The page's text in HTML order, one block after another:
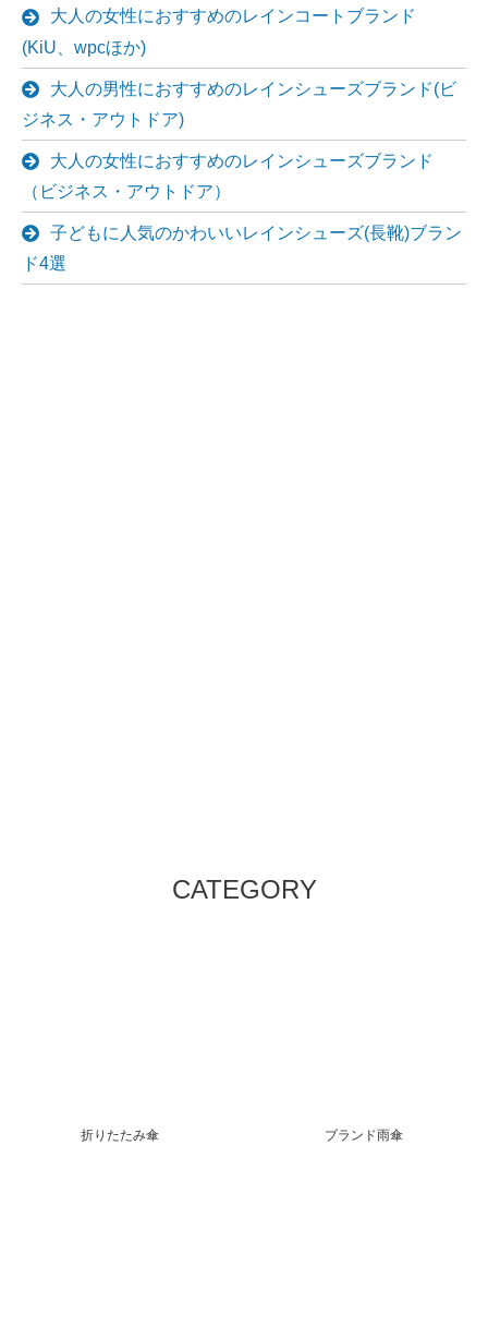
大人の女性におすすめのレインコートブランド
(KiU、wpcほか)
大人の男性におすすめのレインシューズブランド(ビ
ジネス・アウトドア)
大人の女性におすすめのレインシューズブランド
（ビジネス・アウトドア）
子どもに人気のかわいいレインシューズ(長靴)ブラン
ド4選
CATEGORY
折りたたみ傘 ブランド雨傘